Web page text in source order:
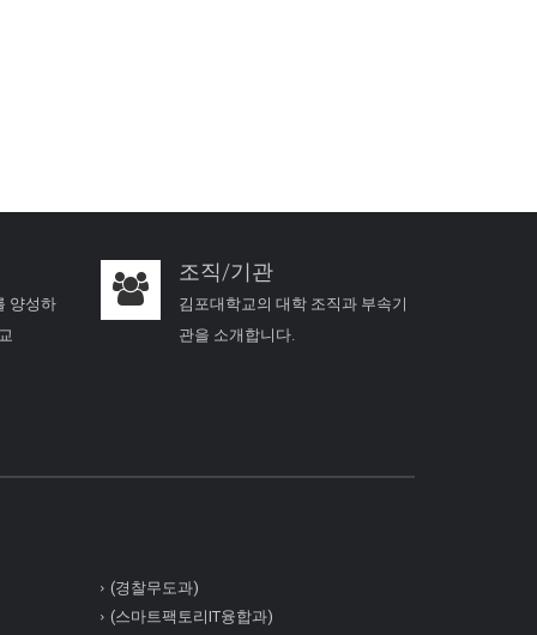
양성하
조직/기관
김포대학교의 대학 조직과 부속기
관을 소개합니다.
(경찰무도과)
(스마트팩토리IT융합과)